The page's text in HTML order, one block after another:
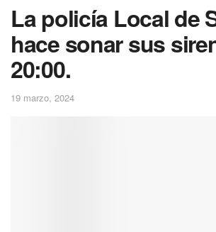
La policía Local de
hace sonar sus
20:00.
19 marzo, 2024